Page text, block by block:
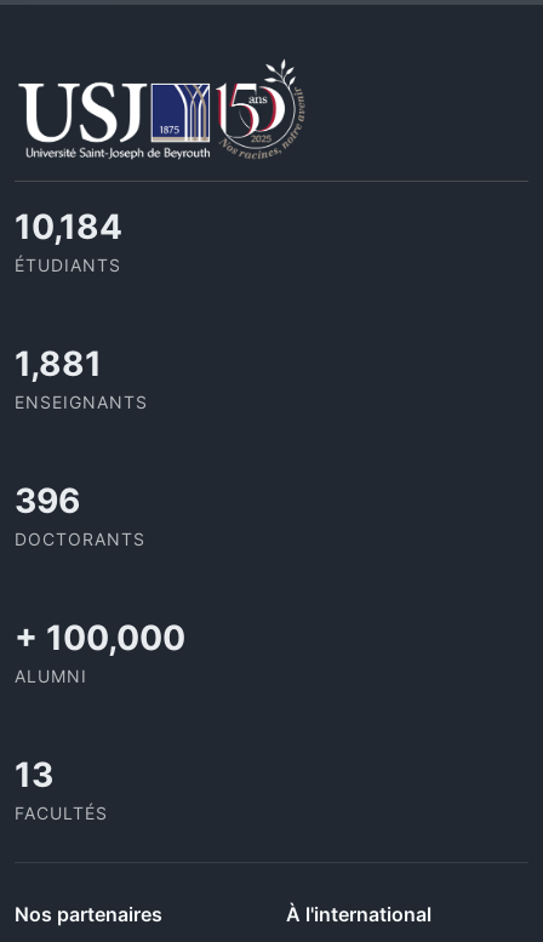
11,110
ÉTUDIANTS
2,052
ENSEIGNANTS
432
DOCTORANTS
+ 100,000
ALUMNI
13
FACULTÉS
Nos partenaires À l'international